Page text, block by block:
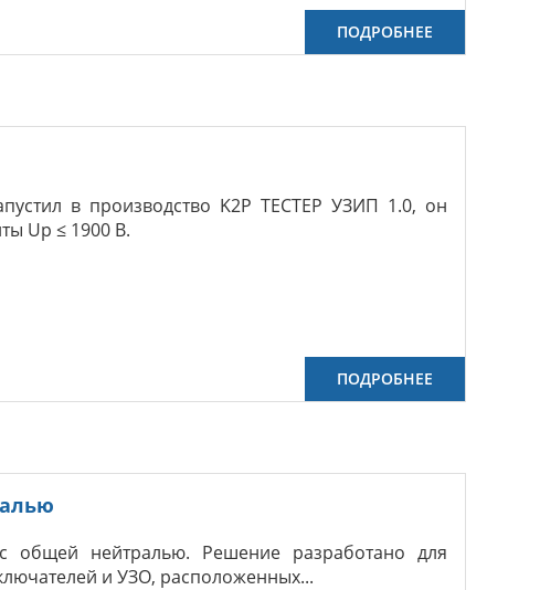
ПОДРОБНЕЕ
в производство K2P ТЕСТЕР УЗИП 1.0, он
Up ≤ 1900 В.
ПОДРОБНЕЕ
общей нейтралью. Решение разработано для
и УЗО, расположенных...